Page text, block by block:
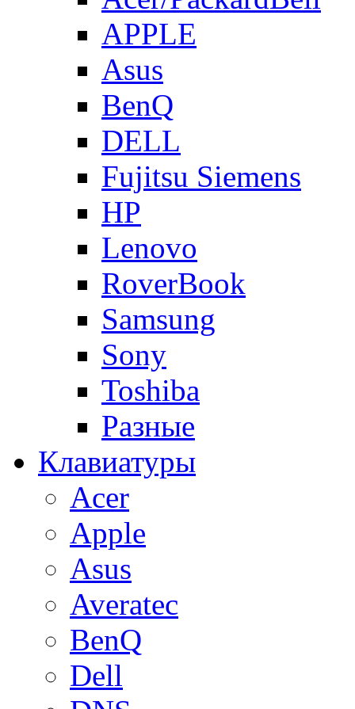
APPLE
Asus
BenQ
DELL
Fujitsu Siemens
HP
Lenovo
RoverBook
Samsung
Sony
Toshiba
Разные
Клавиатуры
Acer
Apple
Asus
Averatec
BenQ
Dell